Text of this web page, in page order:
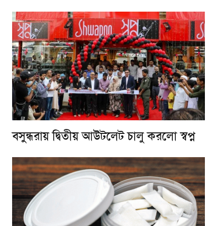
বসুন্ধরায় দ্বিতীয় আউটলেট চালু করলো স্বপ্ন